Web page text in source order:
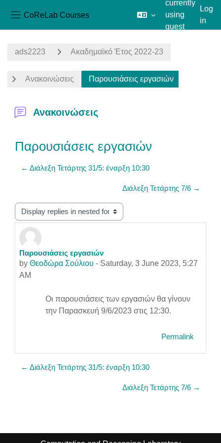
CoReLab Courses
currently
using
guest
Log
in
ads2223 Ακαδημαϊκό Έτος 2022-23
Ανακοινώσεις Παρουσιάσεις εργασιών
Ανακοινώσεις
Παρουσιάσεις εργασιών
← Διάλεξη Τετάρτης 31/5: έναρξη 10:30
Διάλεξη Τετάρτης 7/6 →
Display mode
Παρουσιάσεις εργασιών
by Θεοδώρα Σούλιου - Saturday, 3 June 2023, 5:27
AM
Number of replies: 0
Οι παρουσιάσεις των εργασιών θα γίνουν
την Παρασκευή 9/6/2023 στις 12:30.
Permalink
← Διάλεξη Τετάρτης 31/5: έναρξη 10:30
Διάλεξη Τετάρτης 7/6 →